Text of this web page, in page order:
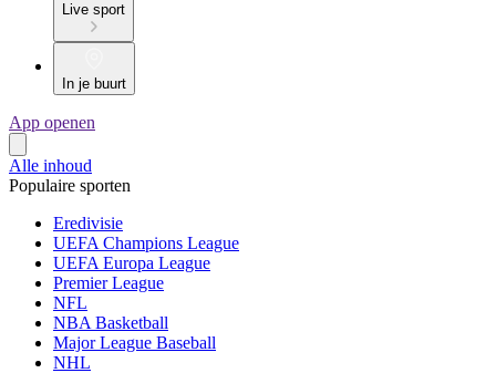
Live sport
In je buurt
App openen
Alle inhoud
Populaire sporten
Eredivisie
UEFA Champions League
UEFA Europa League
Premier League
NFL
NBA Basketball
Major League Baseball
NHL